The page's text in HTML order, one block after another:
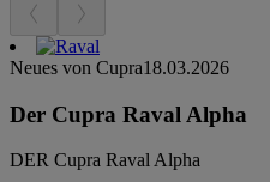
Neues von Cupra18.03.2026
Der Cupra Raval Alpha
DER Cupra Raval Alpha